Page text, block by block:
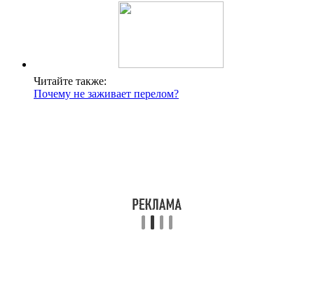
Читайте также:
Почему не заживает перелом?